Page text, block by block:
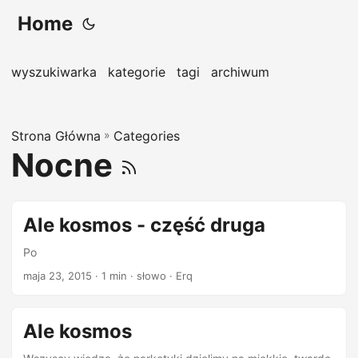
Home
wyszukiwarka kategorie tagi archiwum
Strona Główna » Categories
Nocne
Ale kosmos - część druga
Po
maja 23, 2015 · 1 min · słowo · Erq
Ale kosmos